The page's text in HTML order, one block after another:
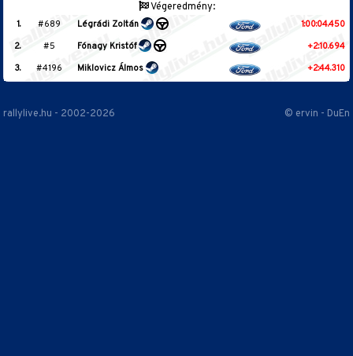
Végeredmény:
1. #689 Légrádi Zoltán
1:00:04.450
2.
#5 Fónagy Kristóf
+2:10.694
3.
#4196 Miklovicz Álmos +2:44.310
rallylive.hu - 2002-2026 © ervin - DuEn